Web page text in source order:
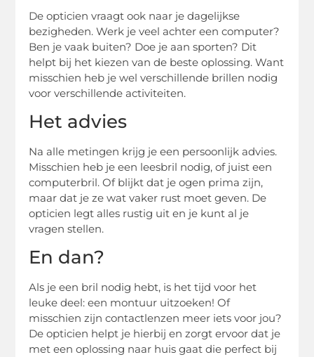
De opticien vraagt ook naar je dagelijkse
bezigheden. Werk je veel achter een computer?
Ben je vaak buiten? Doe je aan sporten? Dit
helpt bij het kiezen van de beste oplossing. Want
misschien heb je wel verschillende brillen nodig
voor verschillende activiteiten.
Het advies
Na alle metingen krijg je een persoonlijk advies.
Misschien heb je een leesbril nodig, of juist een
computerbril. Of blijkt dat je ogen prima zijn,
maar dat je ze wat vaker rust moet geven. De
opticien legt alles rustig uit en je kunt al je
vragen stellen.
En dan?
Als je een bril nodig hebt, is het tijd voor het
leuke deel: een montuur uitzoeken! Of
misschien zijn contactlenzen meer iets voor jou?
De opticien helpt je hierbij en zorgt ervoor dat je
met een oplossing naar huis gaat die perfect bij